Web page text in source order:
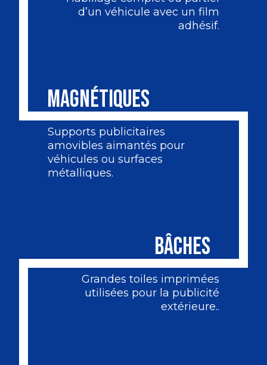
d’un véhicule avec un film
adhésif.
MAGNÉTIQUES
Supports publicitaires
amovibles aimantés pour
véhicules ou surfaces
métalliques.
BÂCHES
Grandes toiles imprimées
utilisées pour la publicité
extérieure..